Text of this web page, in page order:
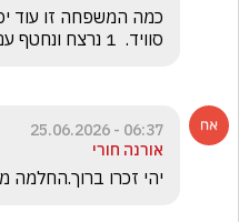
סוויד.  1 נרצח ונחטף עם  עוד והוחזרו יחד עם אברהם
06:37 - 25.06.2026
אורנה חורי
יהי זכרו ברוך.החלמה